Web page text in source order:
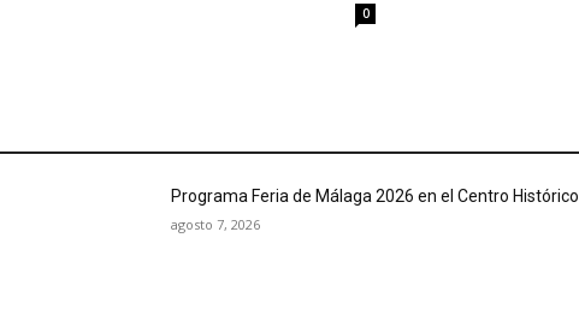
0
Programa Feria de Málaga 2026 en el Centro Histórico
agosto 7, 2026